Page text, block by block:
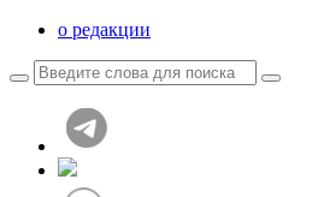
о редакции